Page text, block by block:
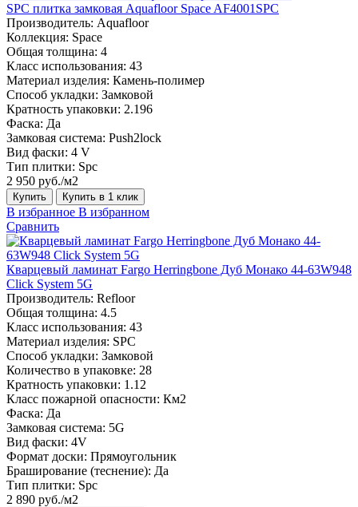
SPC плитка замковая Aquafloor Space AF4001SPC
Производитель: Aquafloor
Коллекция: Space
Общая толщина: 4
Класс использования: 43
Материал изделия: Камень-полимер
Способ укладки: Замковой
Кратность упаковки: 2.196
Фаска: Да
Замковая система: Push2lock
Вид фаски: 4 V
Тип плитки: Spc
2 950 руб./м2
Купить Купить в 1 клик
В избранное В избранном
Сравнить
Кварцевый ламинат Fargo Herringbone Дуб Монако 44-63W948
Click System 5G
Производитель: Refloor
Общая толщина: 4.5
Класс использования: 43
Материал изделия: SPC
Способ укладки: Замковой
Количество в упаковке: 28
Кратность упаковки: 1.12
Класс пожарной опасности: Км2
Фаска: Да
Замковая система: 5G
Вид фаски: 4V
Формат доски: Прямоугольник
Браширование (теснение): Да
Тип плитки: Spc
2 890 руб./м2